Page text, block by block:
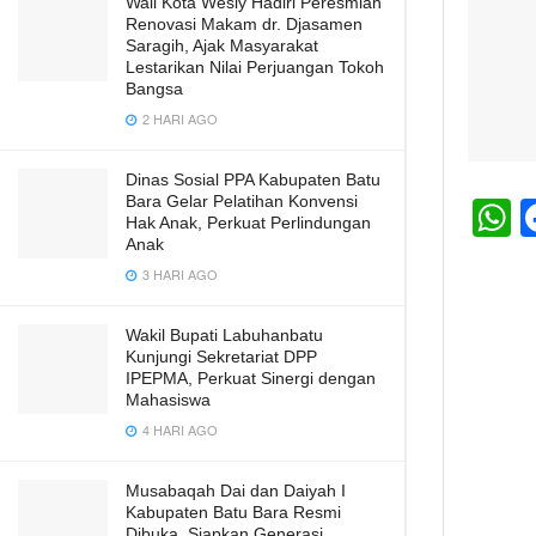
Renovasi Makam dr. Djasamen
Saragih, Ajak Masyarakat
Lestarikan Nilai Perjuangan Tokoh
Bangsa
2 HARI AGO
Dinas Sosial PPA Kabupaten Batu
Bara Gelar Pelatihan Konvensi
Hak Anak, Perkuat Perlindungan
Anak
3 HARI AGO
Wakil Bupati Labuhanbatu
Kunjungi Sekretariat DPP
IPEPMA, Perkuat Sinergi dengan
Mahasiswa
4 HARI AGO
Musabaqah Dai dan Daiyah I
Kabupaten Batu Bara Resmi
h